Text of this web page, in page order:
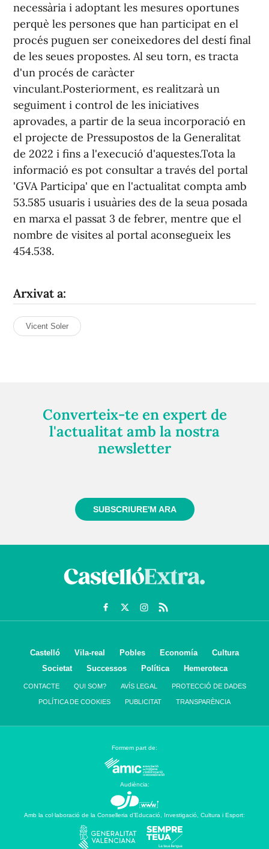
necessària i adoptant les mesures oportunes
perquè les persones que han participat en el
procés puguen ser coneixedores del destí final
de les seues propostes. Al seu torn, es tracta
d'un procés de caràcter
vinculant.Posteriorment, es realitzarà un
seguiment i control de les iniciatives
aprovades, a partir de la seua incorporació en
el projecte de Pressupostos de la Generalitat
de 2022 i fins a l'execució d'aquestes.Tota la
informació es pot consultar a través del portal
'GVA Participa' que en l'actualitat compta amb
53.585 usuaris i usuàries des de la seua posada
en marxa el passat 3 de febrer, mentre que el
nombre de visites al portal aconsegueix les
454.538.
Arxivat a:
Vicent Soler
Converteix-te en expert de
l'actualitat amb la nostra
newsletter
SUBSCRIURE'M ARA
Castelló Vila-real Pobles Economía
Cultura
Societat
Successos Política Hemeroteca
CONTACTE QUI SOM? AVÍS LEGAL PROTECCIÓ DE DADES
POLÍTICA DE COOKIES PUBLICITAT TRANSPARÈNCIA
Formem part de:
Audiència:
Amb la col·laboració de la Conselleria d’Educació, Investigació, Cultura i Esport: